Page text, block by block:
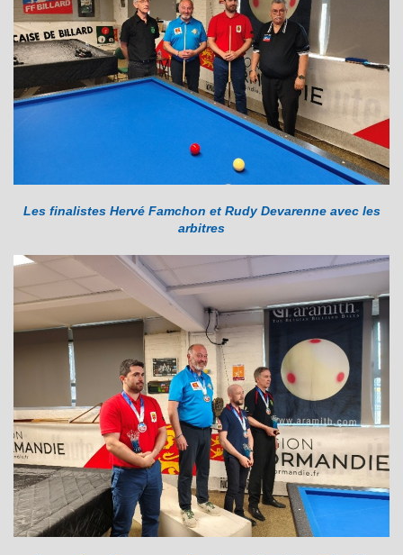
Les finalistes Hervé Famchon et Rudy Devarenne avec les
arbitres